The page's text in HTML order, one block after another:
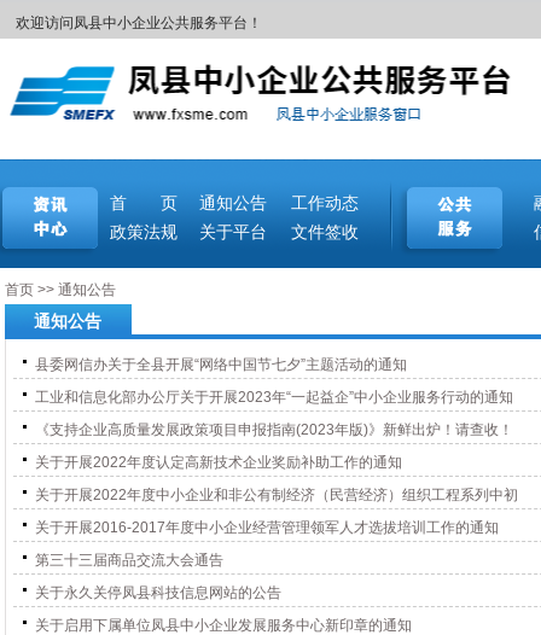
欢迎访问凤县中小企业公共服务平台！
首 页 通知公告 工作动态
政策法规
关于平台 文件签收
首页>> 通知公告
通知公告
县委网信办关于全县开展“网络中国节七夕”主题活动的通知
工业和信息化部办公厅关于开展2023年“一起益企”中小企业服务行动的通知
《支持企业高质量发展政策项目申报指南(2023年版)》新鲜出炉！请查收！
关于开展2022年度认定高新技术企业奖励补助工作的通知
关于开展2022年度中小企业和非公有制经济（民营经济）组织工程系列中初
关于开展2016-2017年度中小企业经营管理领军人才选拔培训工作的通知
第三十三届商品交流大会通告
关于永久关停凤县科技信息网站的公告
关于启用下属单位凤县中小企业发展服务中心新印章的通知